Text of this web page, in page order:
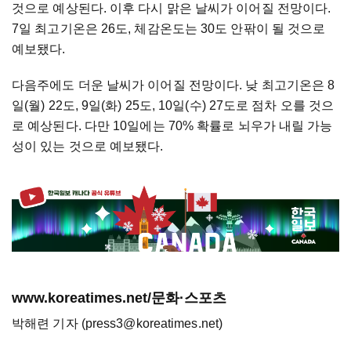
것으로 예상된다. 이후 다시 맑은 날씨가 이어질 전망이다.
7일 최고기온은 26도, 체감온도는 30도 안팎이 될 것으로
예보됐다.
다음주에도 더운 날씨가 이어질 전망이다. 낮 최고기온은 8
일(월) 22도, 9일(화) 25도, 10일(수) 27도로 점차 오를 것으
로 예상된다. 다만 10일에는 70% 확률로 뇌우가 내릴 가능
성이 있는 것으로 예보됐다.
www.koreatimes.net/문화·스포츠
박해련 기자 (press3@koreatimes.net)